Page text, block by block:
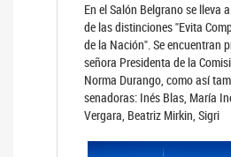
En el Salón Belgrano se lleva
de las distinciones "Evita
de la Nación". Se encuentran
señora Presidenta de la
Norma Durango, como así
senadoras: Inés Blas, María
Vergara, Beatriz Mirkin, Sigri